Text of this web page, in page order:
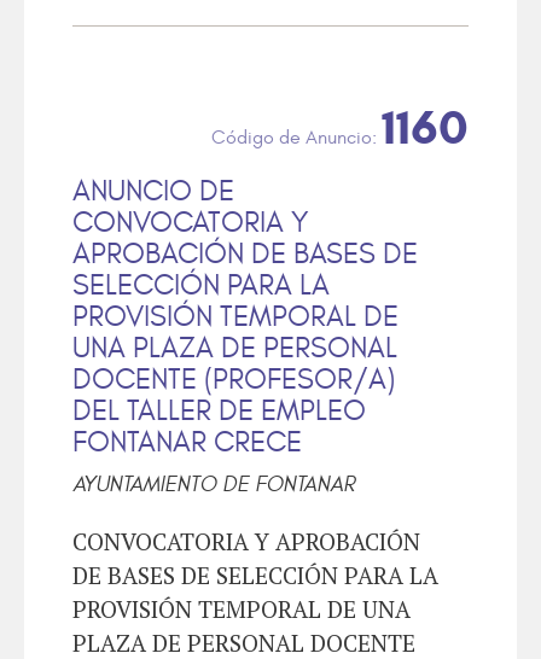
ANUNCIO DE
CONVOCATORIA Y
APROBACIÓN DE BASES DE
SELECCIÓN PARA LA
PROVISIÓN TEMPORAL DE
UNA PLAZA DE PERSONAL
DOCENTE (PROFESOR/A)
DEL TALLER DE EMPLEO
FONTANAR CRECE
AYUNTAMIENTO DE FONTANAR
1160
CONVOCATORIA Y APROBACIÓN
DE BASES DE SELECCIÓN PARA LA
PROVISIÓN TEMPORAL DE UNA
PLAZA DE PERSONAL DOCENTE